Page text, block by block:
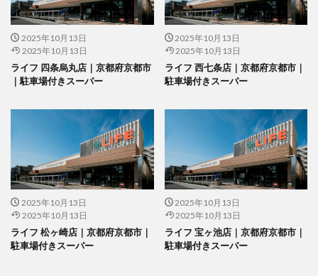
2025年10月13日
2025年10月13日
ライフ 四条烏丸店｜京都府京都市
｜駐車場付きスーパー
2025年10月13日
2025年10月13日
ライフ 西七条店｜京都府京都市｜
駐車場付きスーパー
2025年10月13日
2025年10月13日
ライフ 松ヶ崎店｜京都府京都市｜
駐車場付きスーパー
2025年10月13日
2025年10月13日
ライフ 宝ヶ池店｜京都府京都市｜
駐車場付きスーパー